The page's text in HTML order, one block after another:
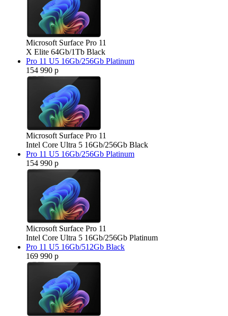
Microsoft Surface Pro 11
X Elite 64Gb/1Tb Black
Pro 11 U5 16Gb/256Gb Platinum
154 990 р
Microsoft Surface Pro 11
Intel Core Ultra 5 16Gb/256Gb Black
Pro 11 U5 16Gb/256Gb Platinum
154 990 р
Microsoft Surface Pro 11
Intel Core Ultra 5 16Gb/256Gb Platinum
Pro 11 U5 16Gb/512Gb Black
169 990 р